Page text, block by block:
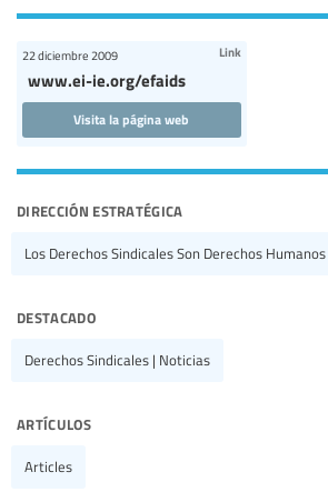
www.ei-ie.org/efaids
22 diciembre 2009 Link
Visita la página web
dirección estratégica
Los Derechos Sindicales Son Derechos Humanos
destacado
Derechos Sindicales | Noticias
artículos
Articles